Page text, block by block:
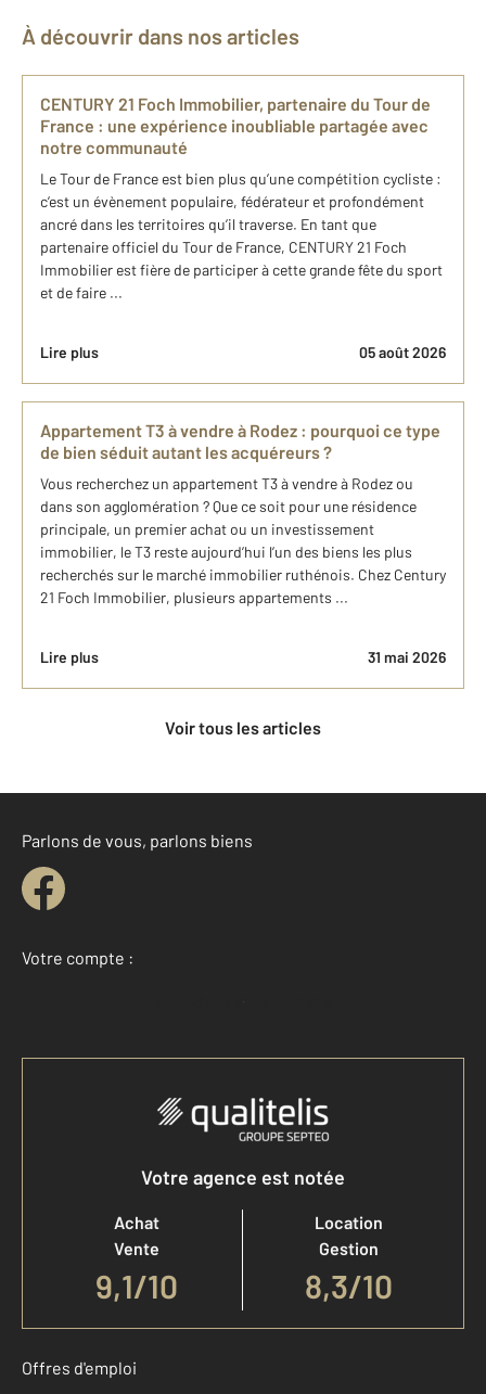
À découvrir dans nos articles
CENTURY 21 Foch Immobilier, partenaire du Tour de
France : une expérience inoubliable partagée avec
notre communauté
Le Tour de France est bien plus qu’une compétition cycliste :
c’est un évènement populaire, fédérateur et profondément
ancré dans les territoires qu’il traverse. En tant que
partenaire officiel du Tour de France, CENTURY 21 Foch
Immobilier est fière de participer à cette grande fête du sport
et de faire ...
Lire plus 05 août 2026
Appartement T3 à vendre à Rodez : pourquoi ce type
de bien séduit autant les acquéreurs ?
Vous recherchez un appartement T3 à vendre à Rodez ou
dans son agglomération ? Que ce soit pour une résidence
principale, un premier achat ou un investissement
immobilier, le T3 reste aujourd’hui l’un des biens les plus
recherchés sur le marché immobilier ruthénois. Chez Century
21 Foch Immobilier, plusieurs appartements ...
Lire plus 31 mai 2026
Voir tous les articles
Parlons de vous, parlons biens
Votre compte :
Accéder à mon compte
Votre agence est notée
Achat
Vente
9,1/10
Location
Gestion
8,3/10
Offres d'emploi